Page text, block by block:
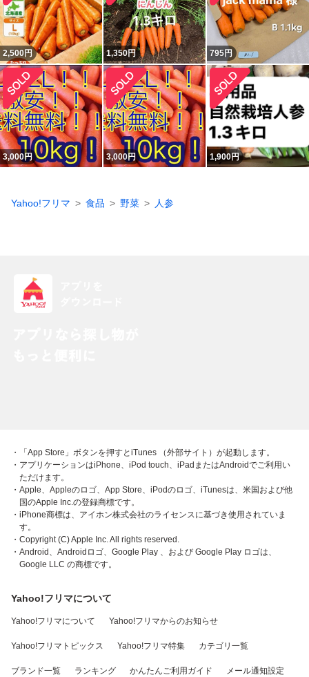
2,500円 1,350円 795円
3,000円 3,000円 1,900円
Yahoo!フリマ 食品 野菜 人参
・「App Store」ボタンを押すとiTunes （外部サイト）が起動します。
・アプリケーションはiPhone、iPod touch、iPadまたはAndroidでご利用い
ただけます。
・Apple、Appleのロゴ、App Store、iPodのロゴ、iTunesは、米国および他
国のApple Inc.の登録商標です。
・iPhone商標は、アイホン株式会社のライセンスに基づき使用されていま
す。
・Copyright (C) Apple Inc. All rights reserved.
・Android、Androidロゴ、Google Play 、および Google Play ロゴは、
Google LLC の商標です。
Yahoo!フリマについて
Yahoo!フリマについて Yahoo!フリマからのお知らせ
Yahoo!フリマトピックス Yahoo!フリマ特集 カテゴリ一覧
ブランド一覧 ランキング かんたんご利用ガイド メール通知設定